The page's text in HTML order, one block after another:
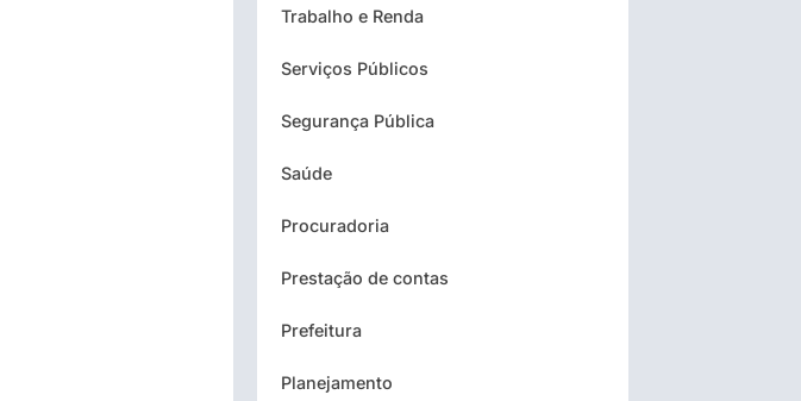
Trabalho e Renda
Serviços Públicos
Segurança Pública
Saúde
Procuradoria
Prestação de contas
Prefeitura
Planejamento